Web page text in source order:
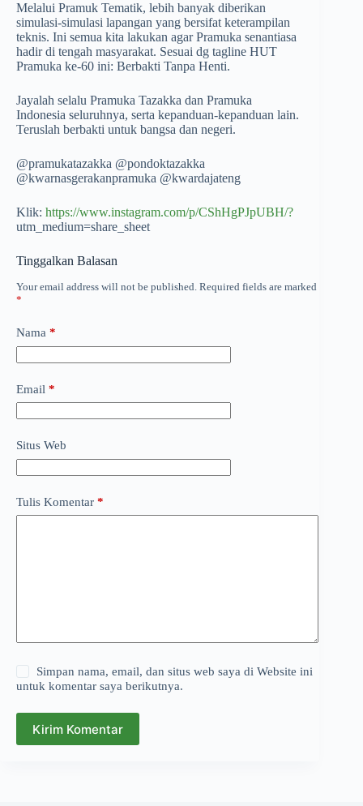
Melalui Pramuk Tematik, lebih banyak diberikan
simulasi-simulasi lapangan yang bersifat keterampilan
teknis. Ini semua kita lakukan agar Pramuka senantiasa
hadir di tengah masyarakat. Sesuai dg tagline HUT
Pramuka ke-60 ini: Berbakti Tanpa Henti.
Jayalah selalu Pramuka Tazakka dan Pramuka
Indonesia seluruhnya, serta kepanduan-kepanduan lain.
Teruslah berbakti untuk bangsa dan negeri.
@pramukatazakka @pondoktazakka
@kwarnasgerakanpramuka @kwardajateng
Klik: https://www.instagram.com/p/CShHgPJpUBH/?
utm_medium=share_sheet
Tinggalkan Balasan
Your email address will not be published. Required fields are marked
*
Nama *
Email *
Situs Web
Tulis Komentar *
Simpan nama, email, dan situs web saya di Website ini
untuk komentar saya berikutnya.
Kirim Komentar